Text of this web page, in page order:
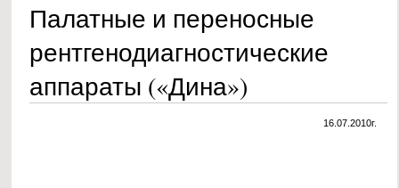
Палатные и переносные
рентгенодиагностические
аппараты («Дина»)
16.07.2010г.